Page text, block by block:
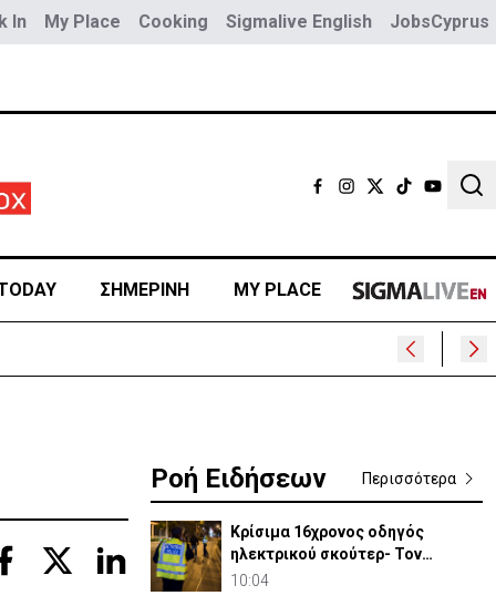
In My Place Cooking Sigmalive English JobsCyprus
ΣΗΜΕΡΙΝΗ MY PLACE
Ροή Ειδήσεων Περισσότερα
Κρίσιμα 16χρονος οδηγός
ηλεκτρικού σκούτερ- Τον
παρέσυρε μεθυσμένος οδηγός
10:04